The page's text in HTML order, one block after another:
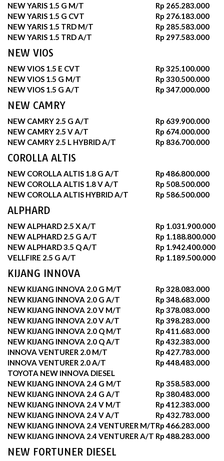
NEW YARIS 1.5 G M/T
Rp 265.283.000
NEW YARIS 1.5 G CVT
Rp 276.183.000
NEW YARIS 1.5 TRD M/T
Rp 285.583.000
NEW YARIS 1.5 TRD A/T
Rp 297.583.000
NEW VIOS
NEW VIOS 1.5 E CVT
Rp 325.100.000
NEW VIOS 1.5 G M/T
Rp 330.500.000
NEW VIOS 1.5 G A/T
Rp 347.000.000
NEW CAMRY
NEW CAMRY 2.5 G A/T
Rp 639.900.000
NEW CAMRY 2.5 V A/T
Rp 674.000.000
NEW CAMRY 2.5 L HYBRID A/T
Rp 836.700.000
COROLLA ALTIS
NEW COROLLA ALTIS 1.8 G A/T
Rp 486.800.000
NEW COROLLA ALTIS 1.8 V A/T
Rp 508.500.000
NEW COROLLA ALTIS HYBRID A/T
Rp 586.500.000
ALPHARD
NEW ALPHARD 2.5 X A/T
Rp 1.031.900.000
NEW ALPHARD 2.5 G A/T
Rp 1.188.800.000
NEW ALPHARD 3.5 Q A/T
Rp 1.942.400.000
VELLFIRE 2.5 G A/T
Rp 1.189.500.000
KIJANG INNOVA
NEW KIJANG INNOVA 2.0 G M/T
Rp 328.083.000
NEW KIJANG INNOVA 2.0 G A/T
Rp 348.683.000
NEW KIJANG INNOVA 2.0 V M/T
Rp 378.083.000
NEW KIJANG INNOVA 2.0 V A/T
Rp 398.283.000
NEW KIJANG INNOVA 2.0 Q M/T
Rp 411.683.000
NEW KIJANG INNOVA 2.0 Q A/T
Rp 432.383.000
INNOVA VENTURER 2.0 M/T
Rp 427.783.000
INNOVA VENTURER 2.0 A/T
Rp 448.483.000
TOYOTA NEW INNOVA DIESEL
NEW KIJANG INNOVA 2.4 G M/T
Rp 358.583.000
NEW KIJANG INNOVA 2.4 G A/T
Rp 380.483.000
NEW KIJANG INNOVA 2.4 V M/T
Rp 412.383.000
NEW KIJANG INNOVA 2.4 V A/T
Rp 432.783.000
NEW KIJANG INNOVA 2.4 VENTURER M/TRp 466.283.000
NEW KIJANG INNOVA 2.4 VENTURER A/T Rp 488.283.000
NEW FORTUNER DIESEL